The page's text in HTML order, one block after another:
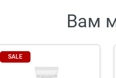
Вам
SALE